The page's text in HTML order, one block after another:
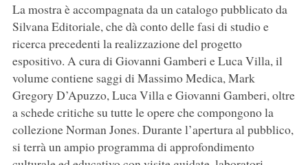
La mostra è accompagnata da un catalogo pubblicato da
Silvana Editoriale, che dà conto delle fasi di studio e
ricerca precedenti la realizzazione del progetto
espositivo. A cura di Giovanni Gamberi e Luca Villa, il
volume contiene saggi di Massimo Medica, Mark
Gregory D’Apuzzo, Luca Villa e Giovanni Gamberi, oltre
a schede critiche su tutte le opere che compongono la
collezione Norman Jones. Durante l’apertura al pubblico,
si terrà un ampio programma di approfondimento